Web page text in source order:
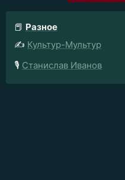
📕 Разное
✍️ Культур-Мультур
🎙️ Станислав Иванов